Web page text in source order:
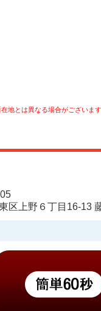
地とは異なる場合がございます
区上野６丁目16-13